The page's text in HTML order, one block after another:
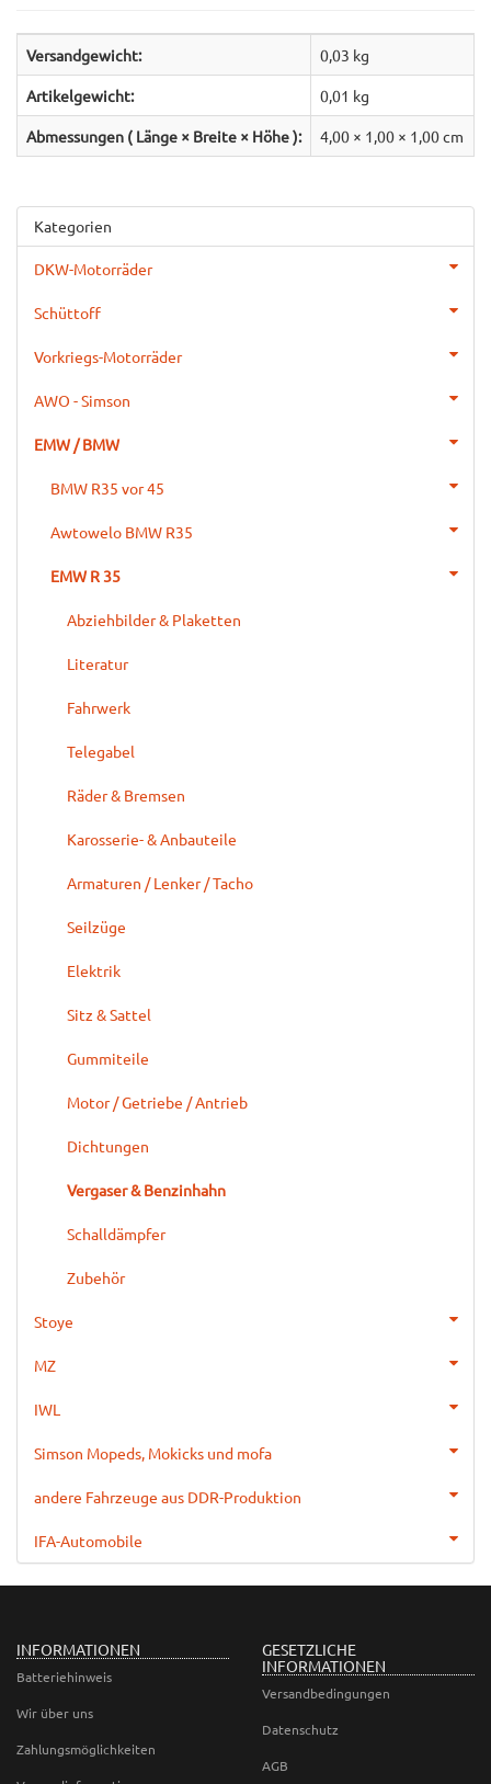
Versandgewicht: 0,03 kg
Artikelgewicht: 0,01 kg
Abmessungen ( Länge × Breite × Höhe ): 4,00 × 1,00 × 1,00 cm
Kategorien
DKW-Motorräder
Schüttoff
Vorkriegs-Motorräder
AWO - Simson
EMW / BMW
BMW R35 vor 45
Awtowelo BMW R35
EMW R 35
Abziehbilder & Plaketten
Literatur
Fahrwerk
Telegabel
Räder & Bremsen
Karosserie- & Anbauteile
Armaturen / Lenker / Tacho
Seilzüge
Elektrik
Sitz & Sattel
Gummiteile
Motor / Getriebe / Antrieb
Dichtungen
Vergaser & Benzinhahn
Schalldämpfer
Zubehör
Stoye
MZ
IWL
Simson Mopeds, Mokicks und mofa
andere Fahrzeuge aus DDR-Produktion
IFA-Automobile
INFORMATIONEN
Batteriehinweis
Wir über uns
Zahlungsmöglichkeiten
GESETZLICHE
INFORMATIONEN
Versandbedingungen
Datenschutz
AGB